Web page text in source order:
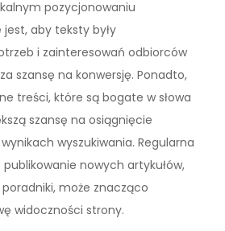
pozycjonowaniu
aby teksty były
i zainteresowań odbiorców
szansę na konwersję. Ponadto,
treści, które są bogate w słowa
szansę na osiągnięcie
wyszukiwania. Regularna
nowych artykułów,
może znacząco
widoczności strony.